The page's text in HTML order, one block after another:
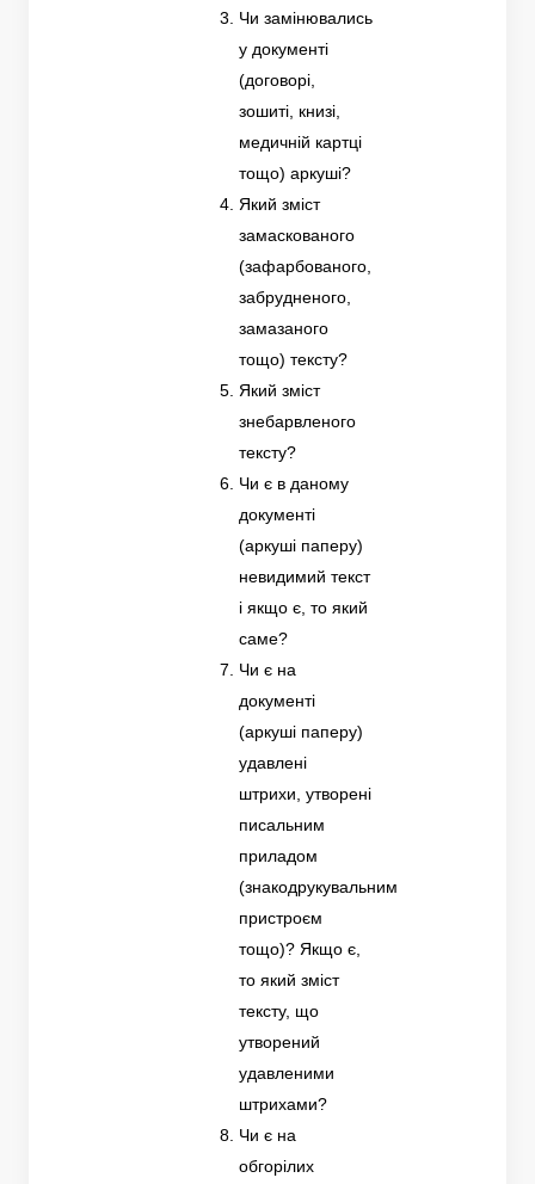
Чи замінювались
у документі
(договорі,
зошиті, книзі,
медичній картці
тощо) аркуші?
Який зміст
замаскованого
(зафарбованого,
забрудненого,
замазаного
тощо) тексту?
Який зміст
знебарвленого
тексту?
Чи є в даному
документі
(аркуші паперу)
невидимий текст
і якщо є, то який
саме?
Чи є на
документі
(аркуші паперу)
удавлені
штрихи, утворені
писальним
приладом
(знакодрукувальним
пристроєм
тощо)? Якщо є,
то який зміст
тексту, що
утворений
удавленими
штрихами?
Чи є на
обгорілих